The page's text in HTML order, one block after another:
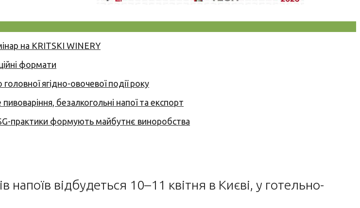
на KRITSKI WINERY
формати
ягідно-овочевої події року
безалкогольні напої та експорт
практики формують майбутнє виноробства
відбудеться 10–11 квітня в Києві, у готельно-